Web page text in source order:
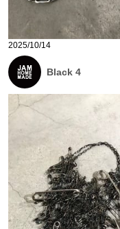
2025/10/14
Black 4